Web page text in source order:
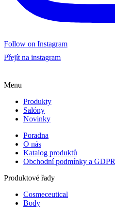
Follow on Instagram
Přejít na instagram
Menu
Produkty
Salóny
Novinky
Poradna
O nás
Katalog produktů
Obchodní podmínky a GDPR
Produktové řady
Cosmeceutical
Body